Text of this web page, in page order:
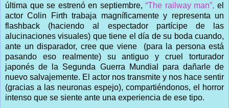
última que se estrenó en septiembre,“The railway man”, el
actor Colin Firth trabaja magníficamente y representa un
flashback (haciendo al espectador partícipe de las
alucinaciones visuales) que tiene el día de su boda cuando,
ante un disparador, cree que viene
(para la persona está
pasando eso realmente) su antiguo y cruel torturador
japonés de la Segunda Guerra Mundial para dañarle de
nuevo salvajemente. El actor nos transmite y nos hace sentir
(gracias a las neuronas espejo), compartiéndonos, el horror
intenso que se siente ante una experiencia de ese tipo.